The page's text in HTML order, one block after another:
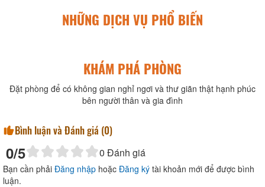
NHỮNG DỊCH VỤ PHỔ BIẾN
KHÁM PHÁ PHÒNG
Đặt phòng để có không gian nghỉ ngơi và thư giãn thật hạnh phúc
bên người thân và gia đình
Bình luận và Đánh giá (0)
0/5 0 Đánh giá
Bạn cần phải Đăng nhập hoặc Đăng ký tài khoản mới để được bình
luận.